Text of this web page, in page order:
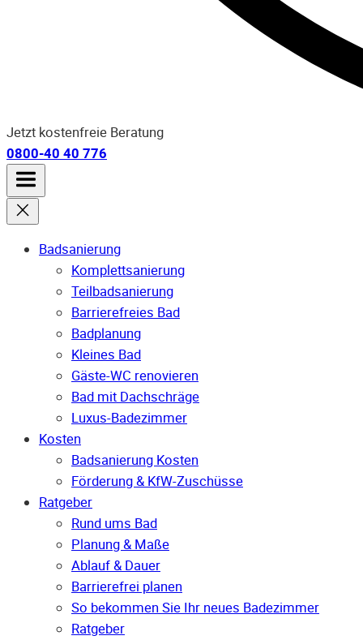
Jetzt kostenfreie Beratung
0800-40 40 776
Badsanierung
Komplettsanierung
Teilbadsanierung
Barrierefreies Bad
Badplanung
Kleines Bad
Gäste-WC renovieren
Bad mit Dachschräge
Luxus-Badezimmer
Kosten
Badsanierung Kosten
Förderung & KfW-Zuschüsse
Ratgeber
Rund ums Bad
Planung & Maße
Ablauf & Dauer
Barrierefrei planen
So bekommen Sie Ihr neues Badezimmer
Ratgeber